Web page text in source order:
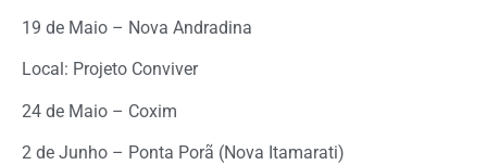
19 de Maio – Nova Andradina
Local: Projeto Conviver
24 de Maio – Coxim
2 de Junho – Ponta Porã (Nova Itamarati)